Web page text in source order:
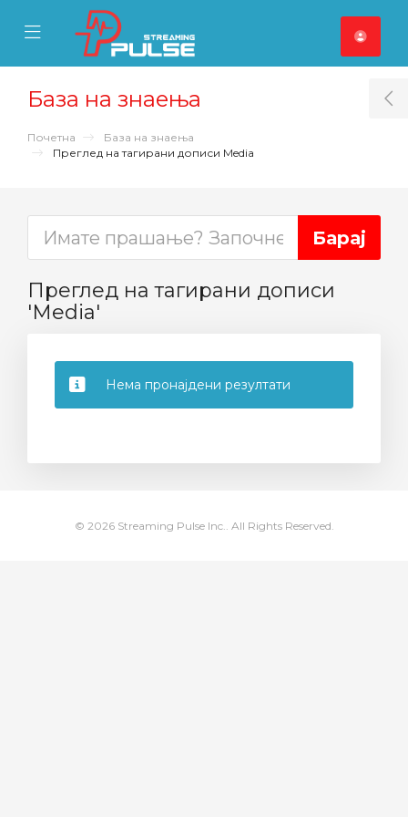
Mobile Menu
Mobile Menu
База на знаења
Почетна
База на знаења
Преглед на тагирани дописи Media
Преглед на тагирани дописи
'Media'
Нема пронајдени резултати
© 2026 Streaming Pulse Inc.. All Rights Reserved.